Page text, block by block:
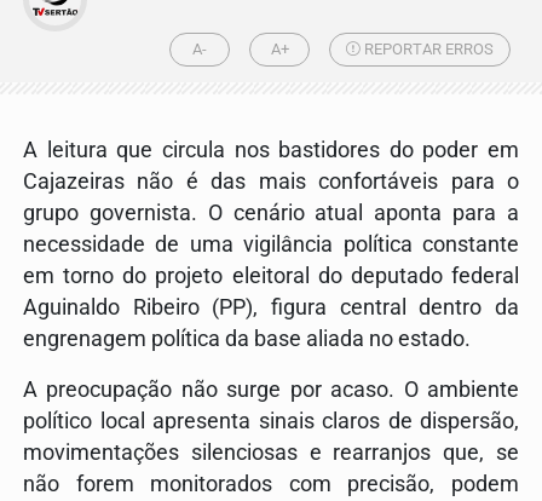
A- A+ REPORTAR ERROS
A leitura que circula nos bastidores do poder em
Cajazeiras não é das mais confortáveis para o
grupo governista. O cenário atual aponta para a
necessidade de uma vigilância política constante
em torno do projeto eleitoral do deputado federal
Aguinaldo Ribeiro (PP), figura central dentro da
engrenagem política da base aliada no estado.
A preocupação não surge por acaso. O ambiente
político local apresenta sinais claros de dispersão,
movimentações silenciosas e rearranjos que, se
não forem monitorados com precisão, podem